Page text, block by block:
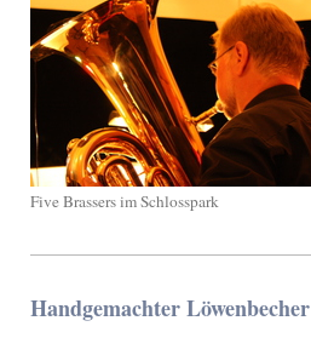
Five Brassers im Schlosspark
Handgemachter Löwenbecher